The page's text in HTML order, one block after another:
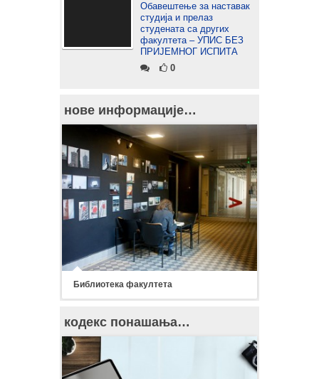
Обавештење за наставак
студија и прелаз
студената са других
факултета – УПИС БЕЗ
ПРИЈЕМНОГ ИСПИТА
0
нове информације…
Библиотека факултета
кодекс понашања…